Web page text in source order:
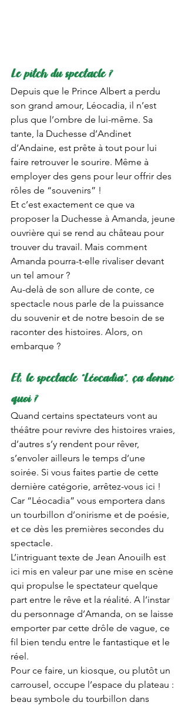
Le pitch du spectacle ?
Depuis que le Prince Albert a perdu
son grand amour, Léocadia, il n’est
plus que l’ombre de lui-même. Sa
tante, la Duchesse d’Andinet
d’Andaine, est prête à tout pour lui
faire retrouver le sourire. Même à
employer des gens pour leur offrir des
rôles de “souvenirs” !
Et c’est exactement ce que va
proposer la Duchesse à Amanda, jeune
ouvrière qui se rend au château pour
trouver du travail. Mais comment
Amanda pourra-t-elle rivaliser devant
un tel amour ?
Au-delà de son allure de conte, ce
spectacle nous parle de la puissance
du souvenir et de notre besoin de se
raconter des histoires. Alors, on
embarque ?
Et, le spectacle “Léocadia”, ça donne
quoi ?
Quand certains spectateurs vont au
théâtre pour revivre des histoires vraies,
d’autres s’y rendent pour rêver,
s’envoler ailleurs le temps d’une
soirée. Si vous faites partie de cette
dernière catégorie, arrêtez-vous ici !
Car “Léocadia” vous emportera dans
un tourbillon d’onirisme et de poésie,
et ce dès les premières secondes du
spectacle.
L’intriguant texte de Jean Anouilh est
ici mis en valeur par une mise en scène
qui propulse le spectateur quelque
part entre le rêve et la réalité. A l’instar
du personnage d’Amanda, on se laisse
emporter par cette drôle de vague, ce
fil bien tendu entre le fantastique et le
réel.
Pour ce faire, un kiosque, ou plutôt un
carrousel, occupe l’espace du plateau :
beau symbole du tourbillon dans